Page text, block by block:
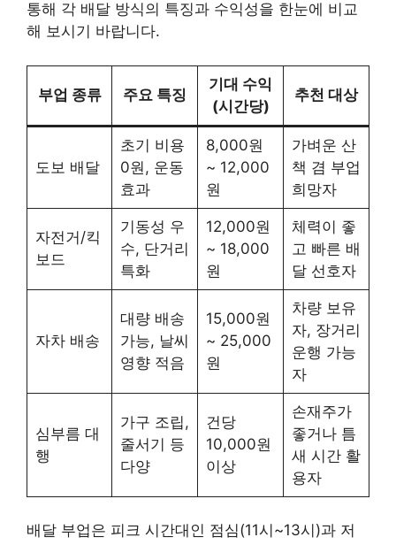
통해 각 배달 방식의 특징과 수익성을 한눈에 비교
해 보시기 바랍니다.
부업 종류 주요 특징
기대 수익
(시간당)
추천 대상
도보 배달
초기 비용
0원, 운동
효과
8,000원
~ 12,000
원
가벼운 산
책 겸 부업
희망자
자전거/킥
보드
기동성 우
수, 단거리
특화
12,000원
~ 18,000
원
체력이 좋
고 빠른 배
달 선호자
자차 배송
대량 배송
가능, 날씨
영향 적음
15,000원
~ 25,000
원
차량 보유
자, 장거리
운행 가능
자
심부름 대
행
가구 조립,
줄서기 등
다양
건당
10,000원
이상
손재주가
좋거나 틈
새 시간 활
용자
배달 부업은 피크 시간대인 점심(11시~13시)과 저